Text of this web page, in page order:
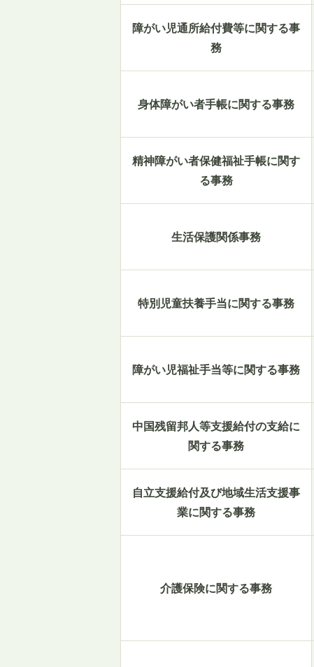
障がい児通所給付費等に関する事
務
身体障がい者手帳に関する事務
精神障がい者保健福祉手帳に関す
る事務
生活保護関係事務
特別児童扶養手当に関する事務
障がい児福祉手当等に関する事務
中国残留邦人等支援給付の支給に
関する事務
自立支援給付及び地域生活支援事
業に関する事務
介護保険に関する事務